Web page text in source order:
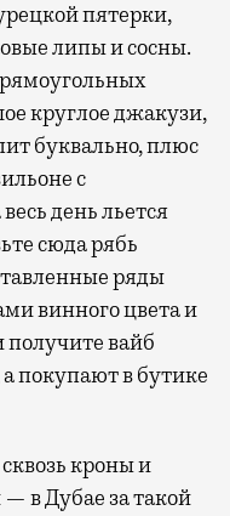
пятерки,
липы и сосны.
круглое джакузи,
буквально, плюс
с
день льется
сюда рябь
ряды
винного цвета и
вайб
покупают в бутике
кроны и
в Дубае за такой